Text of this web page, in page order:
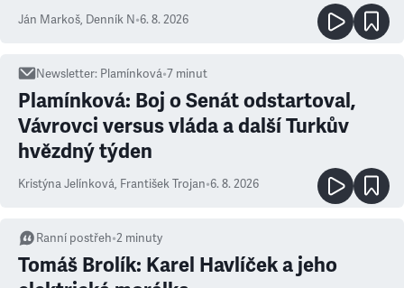
Ján Markoš, Denník N•6. 8. 2026
Newsletter: Plamínková•7 minut
Plamínková: Boj o Senát odstartoval,
Vávrovci versus vláda a další Turkův
hvězdný týden
Kristýna Jelínková, František Trojan•6. 8. 2026
Ranní postřeh•2 minuty
Tomáš Brolík: Karel Havlíček a jeho